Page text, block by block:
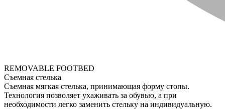
REMOVABLE FOOTBED
Съемная стелька
Съемная мягкая стелька, принимающая форму стопы.
Технология позволяет ухаживать за обувью, а при
необходимости легко заменить стельку на индивидуальную.